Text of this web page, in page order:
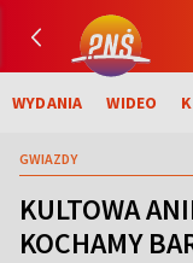
WYDANIA WIDEO
GWIAZDY
KULTOWA
KOCHAMY